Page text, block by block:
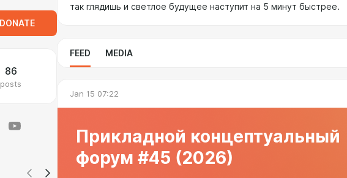
DONATE
86
posts
так глядишь и светлое будущее наступит на 5 минут быстрее.
FEED MEDIA
Jan 15 07:22
Прикладной концептуальный
форум #45 (2026)